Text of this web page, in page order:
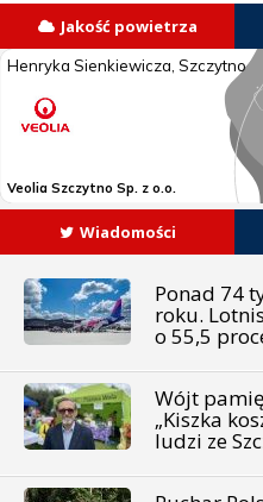
Jakość powietrza
Wiadomości
Ponad 74
roku.
o 55,5
Wójt
„Kiszka
ludzi ze